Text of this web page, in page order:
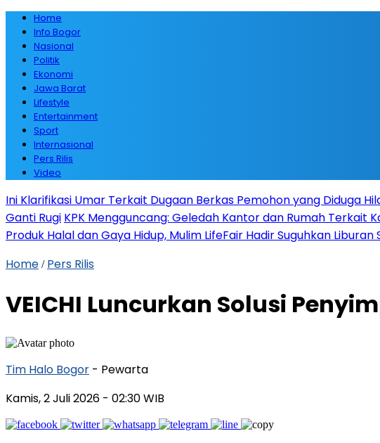
Home
Info Bogor
Nasional
Politik
Ekonomi
Jawa Barat
Lifestyle
Entertainment
Sport
Internasional
Pers Rilis
Video
Ini Klarifikasi Umar Terkait Dugaan Berkas Pemohon yang Diduga
Ganti Rugi KPK Mengguncang: Geledah Kantor dan Rumah Terkait
Produk Halal dan Gaya Hidup, Mulim LifeFair Hadir Suguhkan
Home / Pers Rilis
VEICHI Luncurkan Solusi
Tim Halo Bogor - Pewarta
Kamis, 2 Juli 2026 - 02:30 WIB